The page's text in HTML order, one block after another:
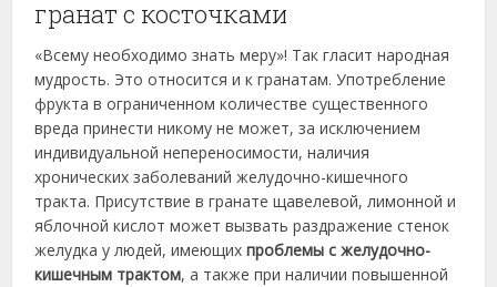
гранат с косточками
«Всему необходимо знать меру»! Так гласит народная
мудрость. Это относится и к гранатам. Употребление
фрукта в ограниченном количестве существенного
вреда принести никому не может, за исключением
индивидуальной непереносимости, наличия
хронических заболеваний желудочно-кишечного
тракта. Присутствие в гранате щавелевой, лимонной и
яблочной кислот может вызвать раздражение стенок
желудка у людей, имеющихпроблемы с желудочно-
кишечным трактом, а также при наличии повышенной